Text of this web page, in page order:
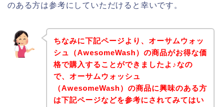
のある方は参考にしていただけると幸いです。
ちなみに下記ページより、オーサムウォッ
シュ（AwesomeWash）の商品がお得な価
格で購入することができましたよ♪なの
で、オーサムウォッシュ
（AwesomeWash）の商品に興味のある方
は下記ページなどを参考にされてみてはい